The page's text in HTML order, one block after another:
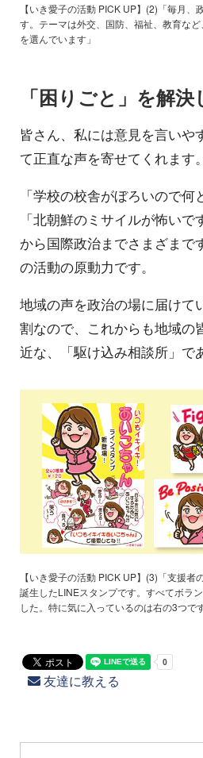
【いき愛子の活動 PICK UP】(2)「毎月、
す。テーマは外交、国防、福祉、教育な
を選んでいます」
「困りごと」を解
皆さん、私には意見を言いや
て正直な声を寄せてくれます。
「学校の校舎がぼろいので何
「北朝鮮のミサイルが怖い
から国際政治までさまざまで
の活動の原動力です。
地域の声を政治の場に届けて
割なので、これからも地域の
近な、「駆け込み相談所」で
【いき愛子の活動 PICK UP】(3)「支援
誕生したLINEスタンプです。すべてボラ
した。特に気に入っているのは右の3つで
友達に教える